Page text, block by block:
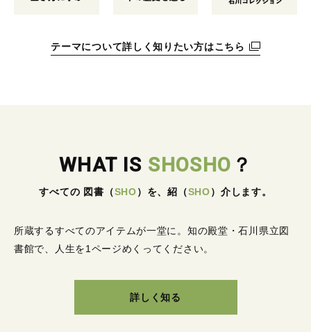
テーマについて詳しく知りたい方はこちら
WHAT IS SHOSHO ？
すべての 図書 （SHO） を、紹 （SHO） 介します。
所蔵するすべてのアイテムが一堂に。 知の殿堂・石川県立図
書館で、人生を1ページめくってください。
詳しく知る